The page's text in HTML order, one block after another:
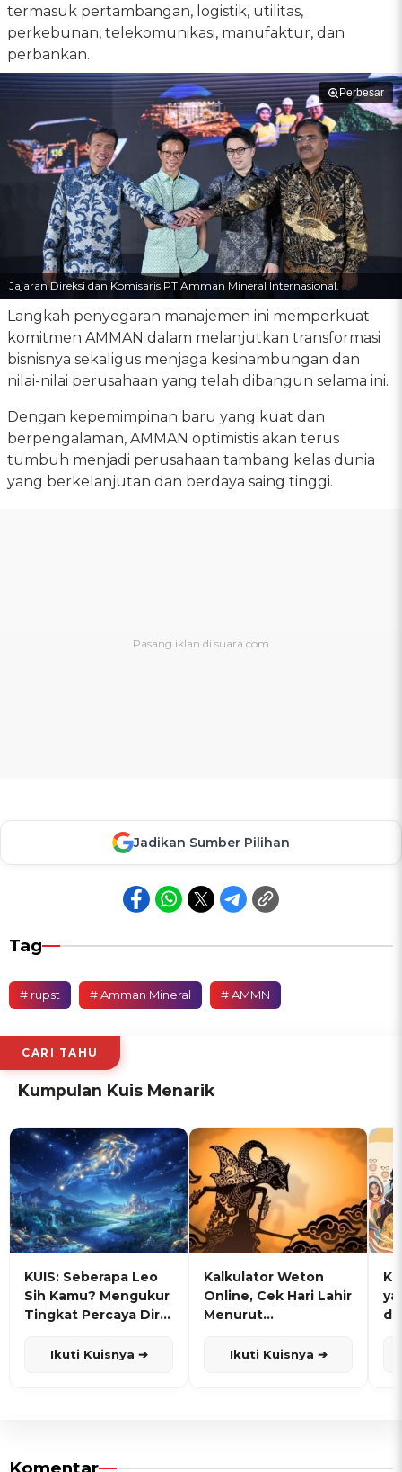
termasuk pertambangan, logistik, utilitas,
perkebunan, telekomunikasi, manufaktur, dan
perbankan.
Perbesar
Jajaran Direksi dan Komisaris PT Amman Mineral Internasional.
Langkah penyegaran manajemen ini memperkuat
komitmen AMMAN dalam melanjutkan transformasi
bisnisnya sekaligus menjaga kesinambungan dan
nilai-nilai perusahaan yang telah dibangun selama ini.
Dengan kepemimpinan baru yang kuat dan
berpengalaman, AMMAN optimistis akan terus
tumbuh menjadi perusahaan tambang kelas dunia
yang berkelanjutan dan berdaya saing tinggi.
Jadikan Sumber Pilihan
Tag
# rupst # Amman Mineral # AMMN
CARI TAHU
Kumpulan Kuis Menarik
KUIS: Seberapa Leo
Sih Kamu? Mengukur
Tingkat Percaya Diri
Ikuti Kuisnya ➔
Kalkulator Weton
Online, Cek Hari Lahir
Menurut
Ikuti Kuisnya ➔